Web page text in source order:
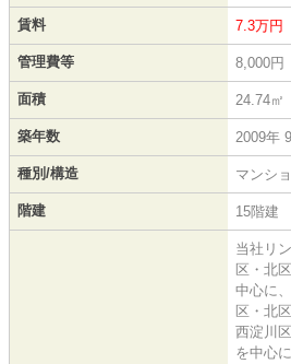
賃料 7.3万円
管理費等 8,000円
面積 24.74㎡
築年数 2009年
種別/構造 マンシ
階建 15階建
当社リ
区・北
中心に
区・北
西淀川
を中心